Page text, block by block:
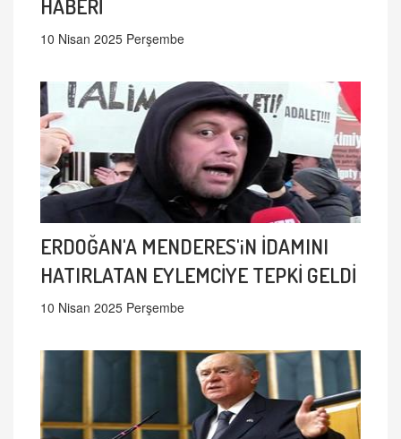
HABERİ
10 Nisan 2025 Perşembe
ERDOĞAN'A MENDERES'iN İDAMINI
HATIRLATAN EYLEMCİYE TEPKİ GELDİ
10 Nisan 2025 Perşembe